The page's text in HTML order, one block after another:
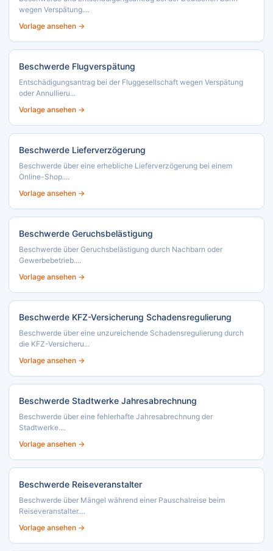
wegen Verspätung....
Vorlage ansehen →
Beschwerde Flugverspätung
Entschädigungsantrag bei der Fluggesellschaft wegen Verspätung
oder Annullieru...
Vorlage ansehen →
Beschwerde Lieferverzögerung
Beschwerde über eine erhebliche Lieferverzögerung bei einem
Online-Shop....
Vorlage ansehen →
Beschwerde Geruchsbelästigung
Beschwerde über Geruchsbelästigung durch Nachbarn oder
Gewerbebetrieb....
Vorlage ansehen →
Beschwerde KFZ-Versicherung Schadensregulierung
Beschwerde über eine unzureichende Schadensregulierung durch
die KFZ-Versicheru...
Vorlage ansehen →
Beschwerde Stadtwerke Jahresabrechnung
Beschwerde über eine fehlerhafte Jahresabrechnung der
Stadtwerke....
Vorlage ansehen →
Beschwerde Reiseveranstalter
Beschwerde über Mängel während einer Pauschalreise beim
Reiseveranstalter....
Vorlage ansehen →